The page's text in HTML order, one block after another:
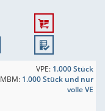
VPE: 1.000 Stück
MBM: 1.000 Stück und nur
volle VE